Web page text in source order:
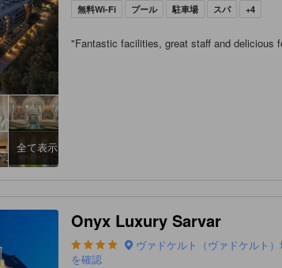
全て表示
無料Wi-Fi プール 駐車場 スパ +4
"Fantastic facilities, great staff and delicious
Onyx Luxury Sarvar
ヴァドケルト（ヴァドケルト
を確認